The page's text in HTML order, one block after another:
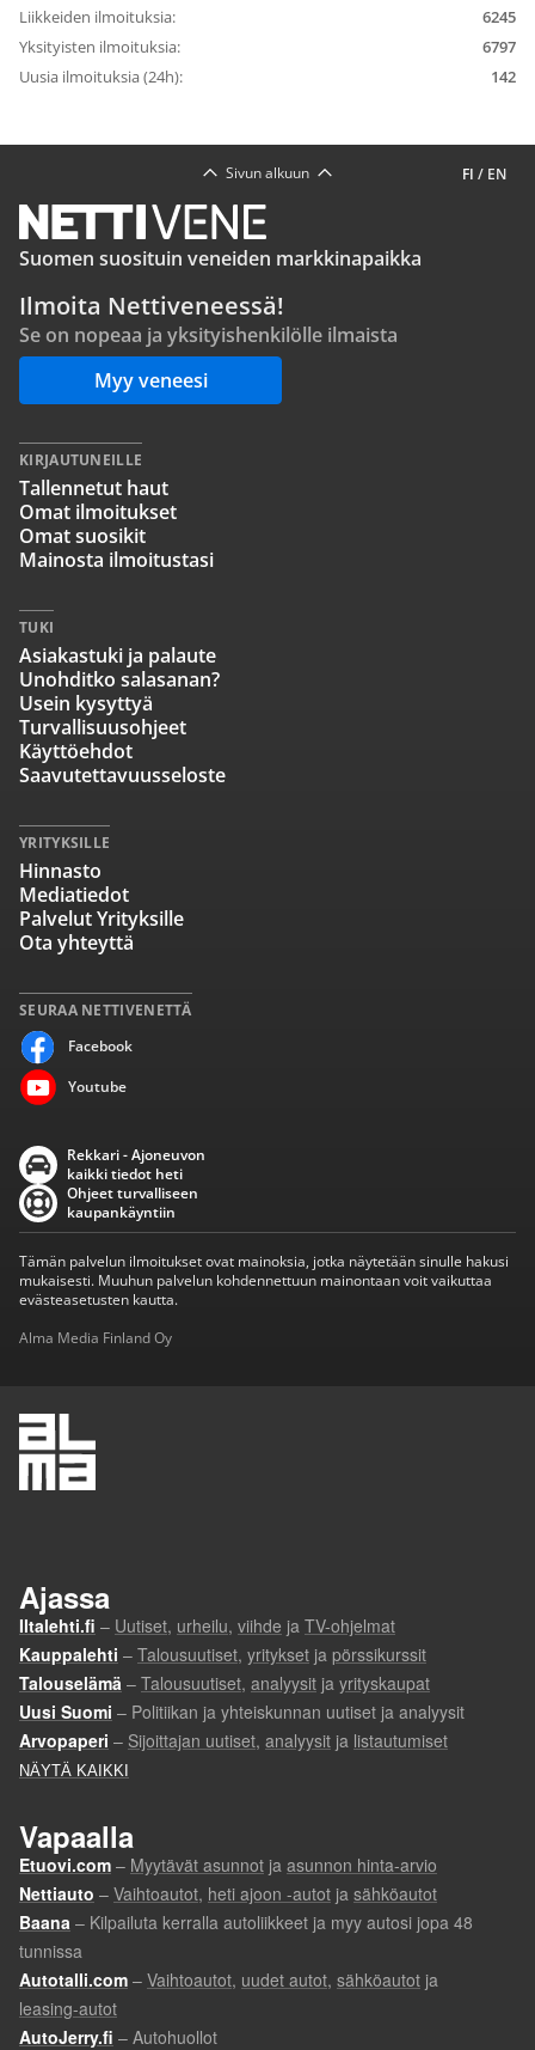
Liikkeiden ilmoituksia:
6245
Yksityisten ilmoituksia:
6797
Uusia ilmoituksia (24h):
142
FI / EN
Sivun alkuun
Suomen suosituin veneiden markkinapaikka
Ilmoita Nettiveneessä!
Se on nopeaa ja yksityishenkilölle ilmaista
Myy veneesi
SEURAA NETTIVENETTÄ
Facebook
Youtube
KIRJAUTUNEILLE
Tallennetut haut
Omat ilmoitukset
Omat suosikit
Mainosta ilmoitustasi
TUKI
Asiakastuki ja palaute
Unohditko salasanan?
Usein kysyttyä
Turvallisuusohjeet
Käyttöehdot
Saavutettavuusseloste
YRITYKSILLE
Hinnasto
Mediatiedot
Palvelut Yrityksille
Ota yhteyttä
Rekkari - Ajoneuvon
kaikki tiedot heti
Ohjeet turvalliseen
kaupankäyntiin
Tämän palvelun ilmoitukset ovat mainoksia, jotka näytetään sinulle hakusi
mukaisesti. Muuhun palvelun kohdennettuun mainontaan voit vaikuttaa
evästeasetusten kautta.
Alma Media Finland Oy